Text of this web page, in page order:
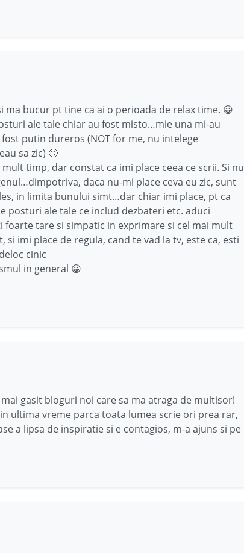
ma bucur pt tine ca ai o perioada de relax time. 😀
ale tale chiar au fost misto…mie una mi-au
putin dureros (NOT for me, nu intelege
sa zic) 🙂
timp, dar constat ca imi place ceea ce scrii. Si nu
daca nu-mi place ceva eu zic, sunt
in limita bunului simt…dar chiar imi place, pt ca
posturi ale tale ce includ dezbateri etc. aduci
foarte tare si simpatic in exprimare si cel mai mult
si imi place de regula, cand te vad la tv, este ca, esti
cinic
in general 😀
gasit bloguri noi care sa ma atraga de multisor!
ultima vreme parca toata lumea scrie ori prea rar,
a lipsa de inspiratie si e contagios, m-a ajuns si pe